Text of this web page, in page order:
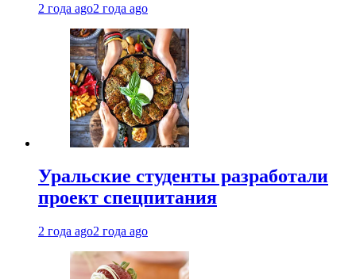
2 года ago2 года ago
Уральские студенты разработали
проект спецпитания
2 года ago2 года ago